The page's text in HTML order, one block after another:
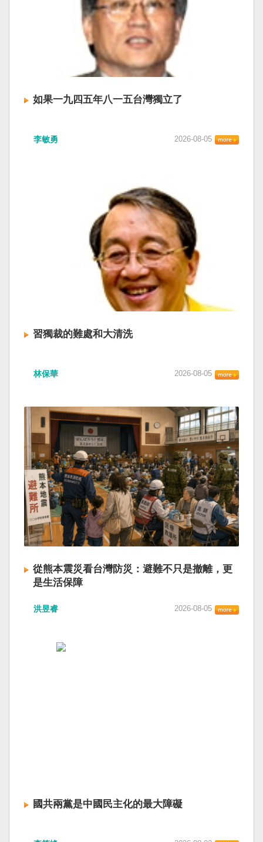
如果一九四五年八一五台灣獨立了
李敏勇 2026-08-05
習獨裁的難處和大清洗
林保華 2026-08-05
從熊本震災看台灣防災：避難不只是撤離，更
是生活保障
洪昱睿 2026-08-05
國共兩黨是中國民主化的最大障礙